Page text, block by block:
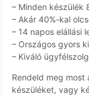
– Minden készülék
– Akár 40%-kal
– 14 napos elállási
– Országos gyors
– Kiváló
Rendeld meg most
készüléket, vagy